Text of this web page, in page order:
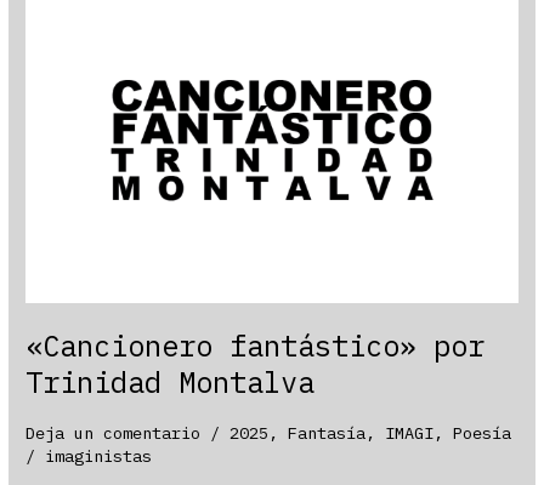
«Cancionero fantástico» por
Trinidad Montalva
Deja un comentario / 2025 ,Fantasía , IMAGI,Poesía
/ imaginistas